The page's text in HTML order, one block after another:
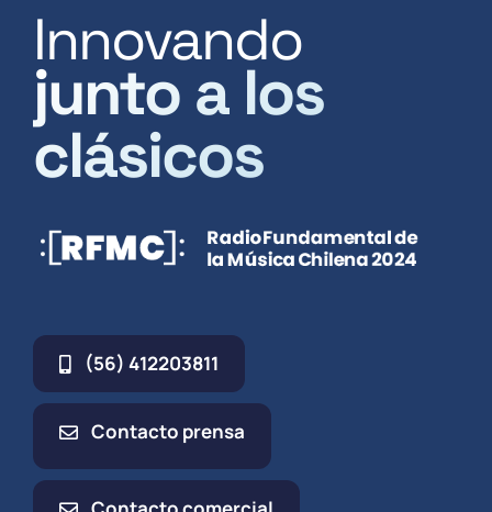
Innovando
junto a los
clásicos
(56) 412203811
Contacto prensa